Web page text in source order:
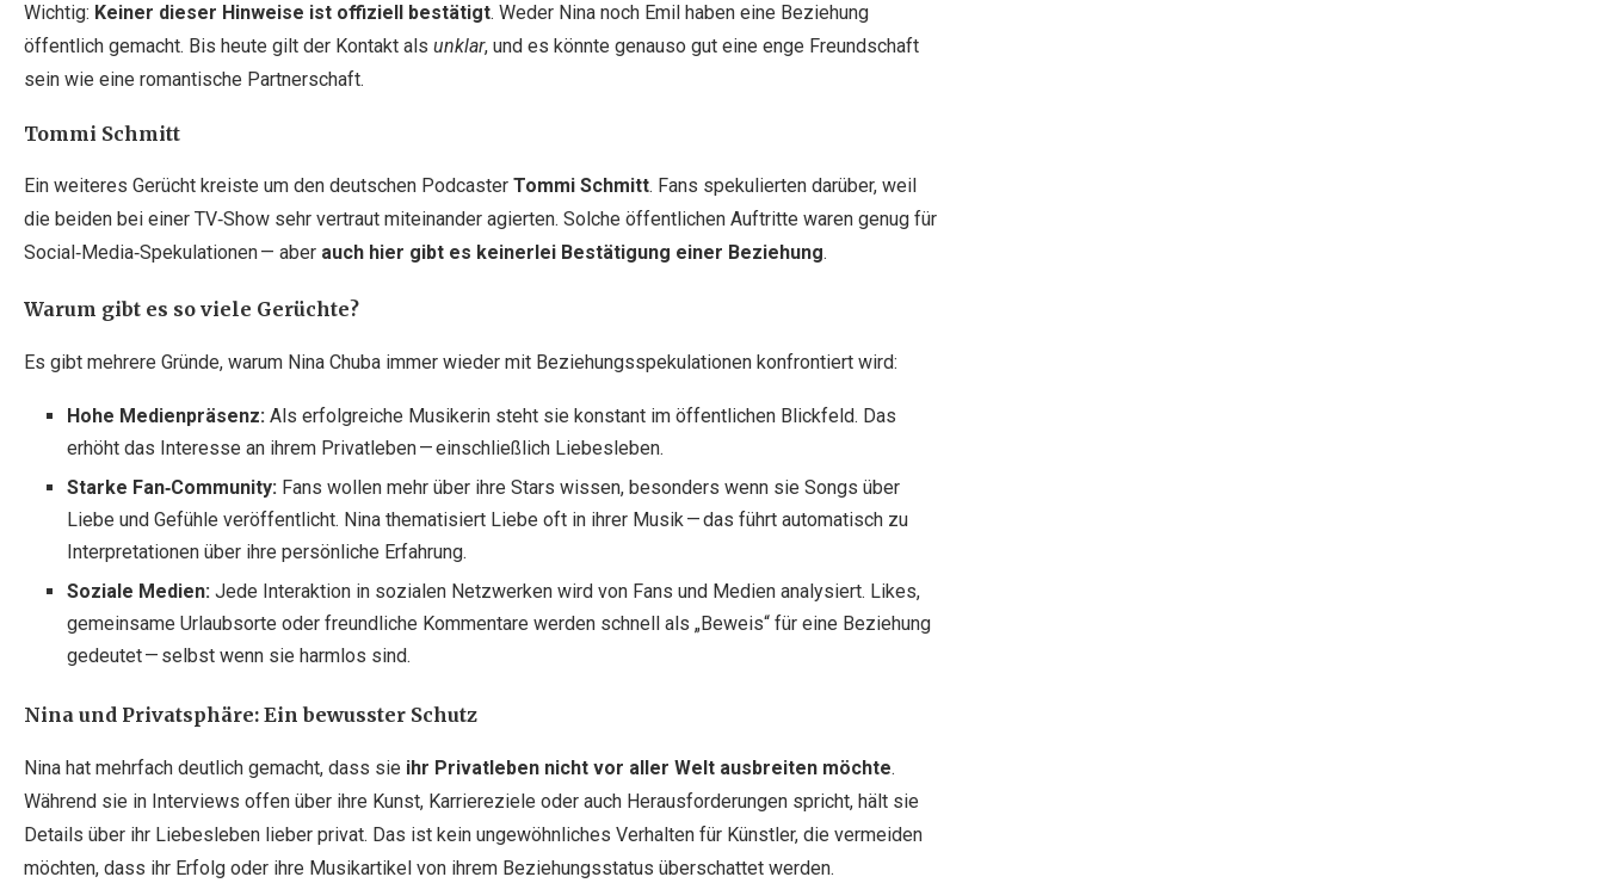
Wichtig: Keiner dieser Hinweise ist offiziell bestätigt. Weder Nina noch Emil haben eine Beziehung
öffentlich gemacht. Bis heute gilt der Kontakt als unklar, und es könnte genauso gut eine enge Freundschaft
sein wie eine romantische Partnerschaft.
Tommi Schmitt
Ein weiteres Gerücht kreiste um den deutschen Podcaster Tommi Schmitt. Fans spekulierten darüber, weil
die beiden bei einer TV‑Show sehr vertraut miteinander agierten. Solche öffentlichen Auftritte waren genug für
Social‑Media‑Spekulationen — aber auch hier gibt es keinerlei Bestätigung einer Beziehung.
Warum gibt es so viele Gerüchte?
Es gibt mehrere Gründe, warum Nina Chuba immer wieder mit Beziehungsspekulationen konfrontiert wird:
Hohe Medienpräsenz: Als erfolgreiche Musikerin steht sie konstant im öffentlichen Blickfeld. Das
erhöht das Interesse an ihrem Privatleben — einschließlich Liebesleben.
Starke Fan‑Community: Fans wollen mehr über ihre Stars wissen, besonders wenn sie Songs über
Liebe und Gefühle veröffentlicht. Nina thematisiert Liebe oft in ihrer Musik — das führt automatisch zu
Interpretationen über ihre persönliche Erfahrung.
Soziale Medien: Jede Interaktion in sozialen Netzwerken wird von Fans und Medien analysiert. Likes,
gemeinsame Urlaubsorte oder freundliche Kommentare werden schnell als „Beweis“ für eine Beziehung
gedeutet — selbst wenn sie harmlos sind.
Nina und Privatsphäre: Ein bewusster Schutz
Nina hat mehrfach deutlich gemacht, dass sie ihr Privatleben nicht vor aller Welt ausbreiten möchte.
Während sie in Interviews offen über ihre Kunst, Karriereziele oder auch Herausforderungen spricht, hält sie
Details über ihr Liebesleben lieber privat. Das ist kein ungewöhnliches Verhalten für Künstler, die vermeiden
möchten, dass ihr Erfolg oder ihre Musikartikel von ihrem Beziehungsstatus überschattet werden.